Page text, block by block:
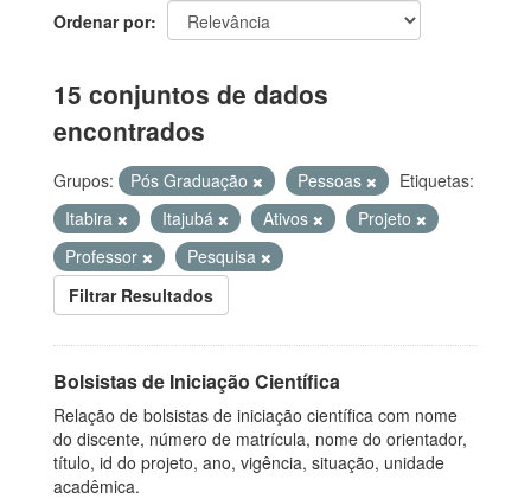
Ordenar por
15 conjuntos de dados
encontrados
Grupos: Pós Graduação Pessoas
Etiquetas:
Itabira
Itajubá Ativos
Projeto
Professor
Pesquisa
Filtrar Resultados
Bolsistas de Iniciação Científica
Relação de bolsistas de iniciação científica com nome
do discente, número de matrícula, nome do orientador,
título, id do projeto, ano, vigência, situação, unidade
acadêmica.